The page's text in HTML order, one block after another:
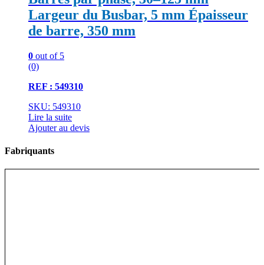
Largeur du Busbar, 5 mm Épaisseur
de barre, 350 mm
0 out of 5
(0)
REF : 549310
SKU: 549310
Lire la suite
Ajouter au devis
Fabriquants